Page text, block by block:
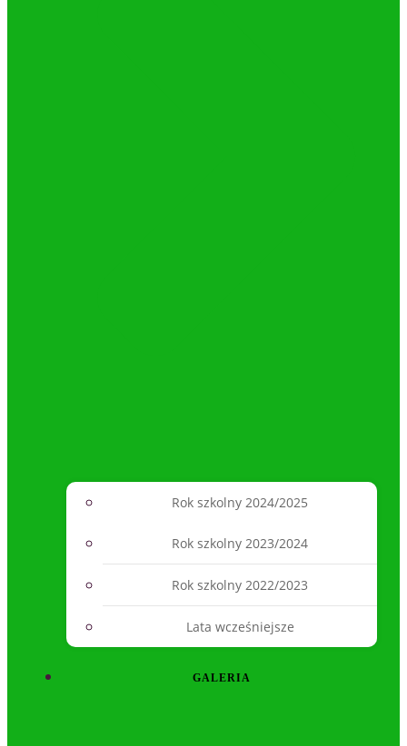
Rok szkolny 2024/2025
Rok szkolny 2023/2024
Rok szkolny 2022/2023
Lata wcześniejsze
GALERIA